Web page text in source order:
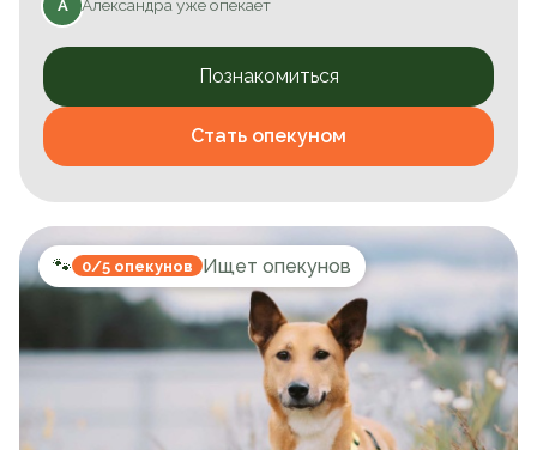
А Александра уже опекает
Познакомиться
Стать опекуном
🐾 0/5 опекунов Ищет опекунов